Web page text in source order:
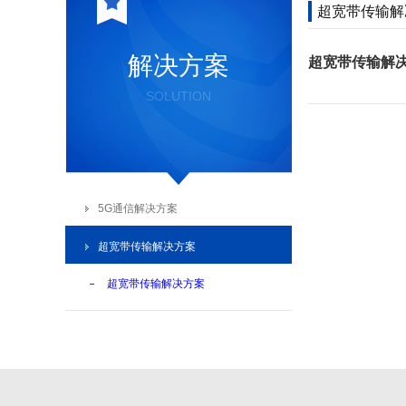
解决方案
SOLUTION
5G通信解决方案
超宽带传输解决方案
超宽带传输解决方案
超宽带传输
超宽带传输解